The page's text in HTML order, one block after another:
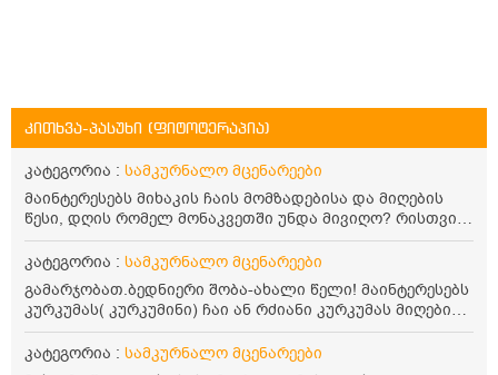
კითხვა-პასუხი (ფიტოტერაპია)
კატეგორია : სამკურნალო მცენარეები
მაინტერესებს მიხაკის ჩაის მომზადებისა და მიღების
წესი, დღის რომელ მონაკვეთში უნდა მივიღო? რისთვის
არის სასარგებლო და უკუჩვენება თუ აქვს
კატეგორია : სამკურნალო მცენარეები
გამარჯობათ.ბედნიერი შობა-ახალი წელი! მაინტერესებს
კურკუმას( კურკუმინი) ჩაი ან რძიანი კურკუმას მიღების
წესი. მაინტერესებდა და წავიკითხე ასეთი ინფორმაცია:
კურკუმას გააჩნია ანთების საწინააღმდეგო,
დამამშვიდებელი და ანტიოქსიდანტური თვისებები.ის
კატეგორია : სამკურნალო მცენარეები